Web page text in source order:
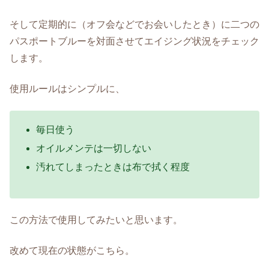
そして定期的に（オフ会などでお会いしたとき）に二つの
パスポートブルーを対面させてエイジング状況をチェック
します。
使用ルールはシンプルに、
毎日使う
オイルメンテは一切しない
汚れてしまったときは布で拭く程度
この方法で使用してみたいと思います。
改めて現在の状態がこちら。